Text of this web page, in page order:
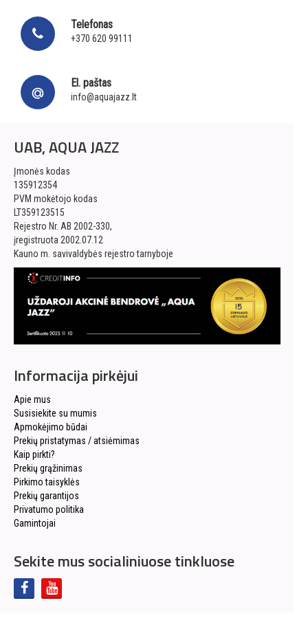
Telefonas
+370 620 99111
El. paštas
info@aquajazz.lt
UAB, AQUA JAZZ
Įmonės kodas
135912354
PVM mokėtojo kodas
LT359123515
Rejestro Nr. AB 2002-330,
įregistruota 2002.07.12
Kauno m. savivaldybės rejestro tarnyboje
Informacija pirkėjui
Apie mus
Susisiekite su mumis
Apmokėjimo būdai
Prekių pristatymas / atsiėmimas
Kaip pirkti?
Prekių grąžinimas
Pirkimo taisyklės
Prekių garantijos
Privatumo politika
Gamintojai
Sekite mus socialiniuose tinkluose